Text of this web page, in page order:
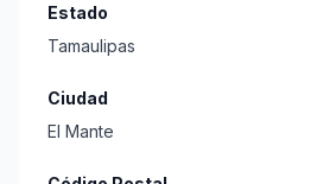
Estado
Tamaulipas
Ciudad
El Mante